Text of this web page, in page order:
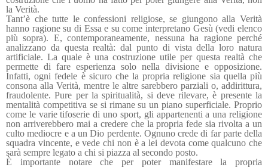
la Verità.
Tant’è che tutte le confessioni religiose, se giungono alla Verità
hanno ragione su di Essa e su come interpretano Gesù (vedi elenco
più sopra). E, contemporaneamente, nessuna ha ragione perché
analizzano da questa realtà: dal punto di vista della loro natura
artificiale. La quale è una costruzione utile per questa realtà che
permette di fare esperienza solo nella divisione e opposizione.
Infatti, ogni fedele è sicuro che la propria religione sia quella più
consona alla Verità, mentre le altre sarebbero parziali o, addirittura,
fraudolente. Pure per la spiritualità, si deve rilevare, è presente la
mentalità competitiva se si rimane su un piano superficiale. Proprio
come le varie tifoserie di uno sport, gli appartenenti a una religione
non arriverebbero mai a credere che la propria fede sia rivolta a un
culto mediocre e a un Dio perdente. Ognuno crede di far parte della
squadra vincente, e vede chi non è a lei devota come qualcuno che
sarà sempre legato a chi si piazza al secondo posto.
È importante notare che per poter manifestare la propria